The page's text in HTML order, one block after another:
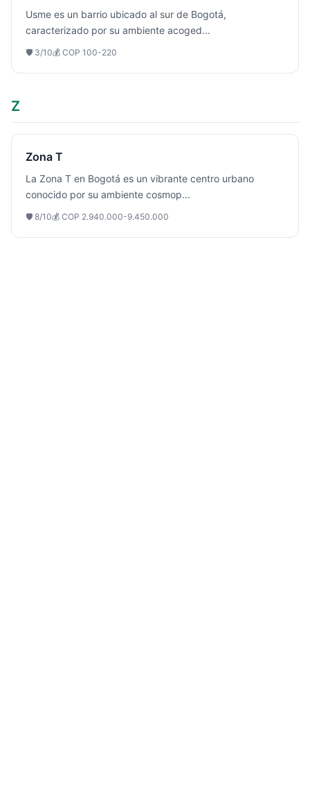
Usme es un barrio ubicado al sur de Bogotá,
caracterizado por su ambiente acoged...
🛡️ 3/10💰 COP 100-220
Z
Zona T
La Zona T en Bogotá es un vibrante centro urbano
conocido por su ambiente cosmop...
🛡️ 8/10💰 COP 2.940.000-9.450.000